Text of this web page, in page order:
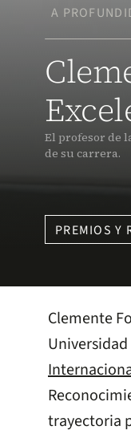
A
El profesor de
de su carrera.
PREMIOS Y
Clemente
trayectoria